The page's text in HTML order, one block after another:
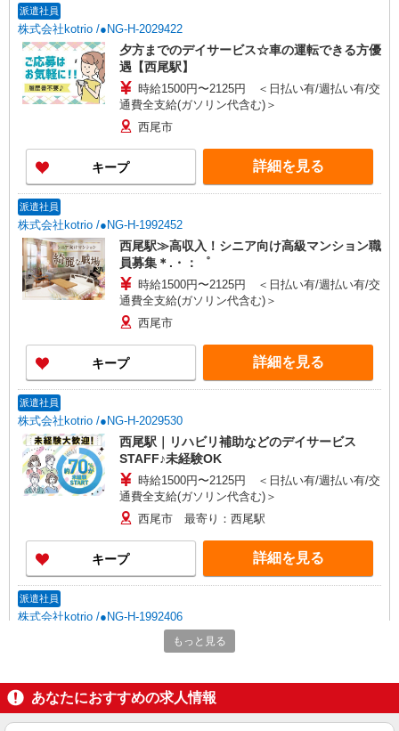
派遣社員
株式会社kotrio /●NG-H-2029422
夕方までのデイサービス☆車の運転できる方優
遇【西尾駅】
時給1500円〜2125円 ＜日払い有/週払い有/交
通費全支給(ガソリン代含む)＞
西尾市
キープ 詳細を見る
派遣社員
株式会社kotrio /●NG-H-1992452
西尾駅≫高収入！シニア向け高級マンション職
員募集＊.・：゜
時給1500円〜2125円 ＜日払い有/週払い有/交
通費全支給(ガソリン代含む)＞
西尾市
キープ 詳細を見る
派遣社員
株式会社kotrio /●NG-H-2029530
西尾駅｜リハビリ補助などのデイサービス
STAFF♪未経験OK
時給1500円〜2125円 ＜日払い有/週払い有/交
通費全支給(ガソリン代含む)＞
西尾市 最寄り：西尾駅
キープ 詳細を見る
派遣社員
株式会社kotrio /●NG-H-1992406
個別ケア重視！高級シニア住宅で巡回やケアな
ど＊西尾駅/日払いOK
通費全支給(ガソリン代含む)＞
西尾市
もっと見る
あなたにおすすめの求人情報